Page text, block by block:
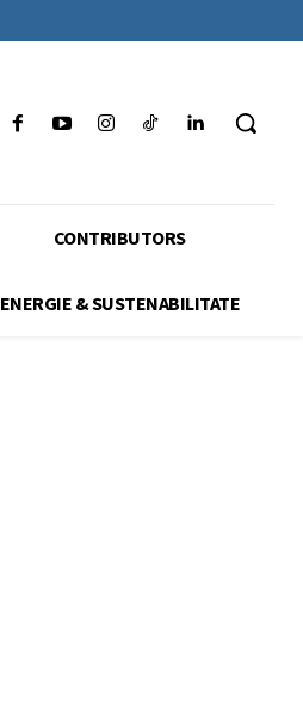
CONTRIBUTORS
ENERGIE & SUSTENABILITATE